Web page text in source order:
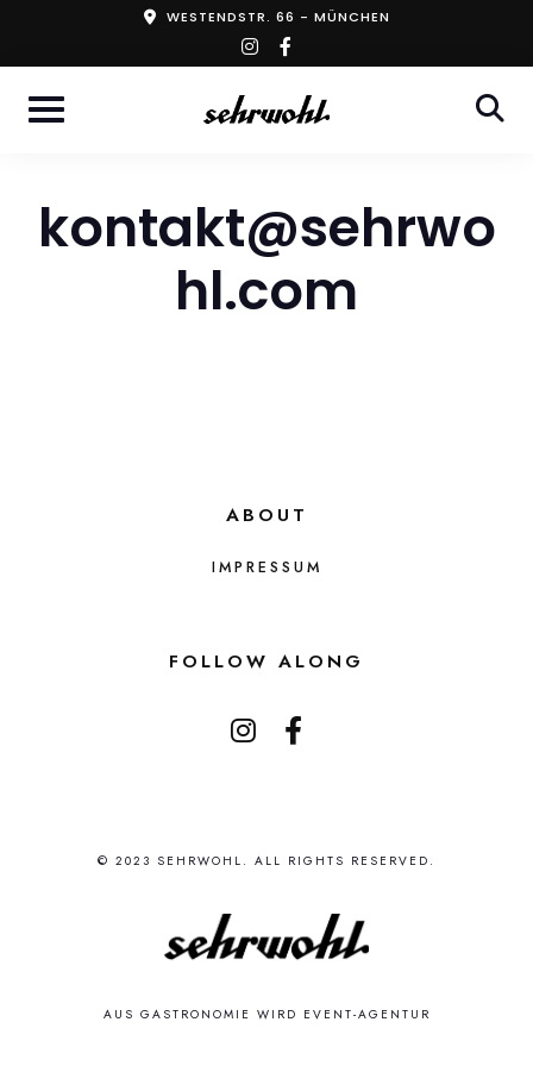
WESTENDSTR. 66 - MÜNCHEN
instagram
f
kontakt@sehrwo
hl.com
ABOUT
IMPRESSUM
FOLLOW ALONG
© 2023 SEHRWOHL. ALL RIGHTS RESERVED.
AUS GASTRONOMIE WIRD EVENT-AGENTUR